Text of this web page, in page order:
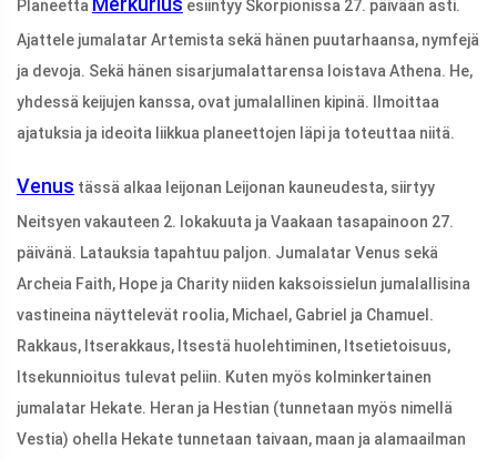
Planeetta
esiintyy Skorpionissa 27. päivään asti.
Ajattele jumalatar Artemista sekä hänen puutarhaansa, nymfejä
ja devoja. Sekä hänen sisarjumalattarensa loistava Athena. He,
yhdessä keijujen kanssa, ovat jumalallinen kipinä. Ilmoittaa
ajatuksia ja ideoita liikkua planeettojen läpi ja toteuttaa niitä.
Venus tässä alkaa leijonan Leijonan kauneudesta, siirtyy
Neitsyen vakauteen 2. lokakuuta ja Vaakaan tasapainoon 27.
päivänä. Latauksia tapahtuu paljon. Jumalatar Venus sekä
Archeia Faith, Hope ja Charity niiden kaksoissielun jumalallisina
vastineina näyttelevät roolia, Michael, Gabriel ja Chamuel.
Rakkaus, Itserakkaus, Itsestä huolehtiminen, Itsetietoisuus,
Itsekunnioitus tulevat peliin. Kuten myös kolminkertainen
jumalatar Hekate. Heran ja Hestian (tunnetaan myös nimellä
Vestia) ohella Hekate tunnetaan taivaan, maan ja alamaailman